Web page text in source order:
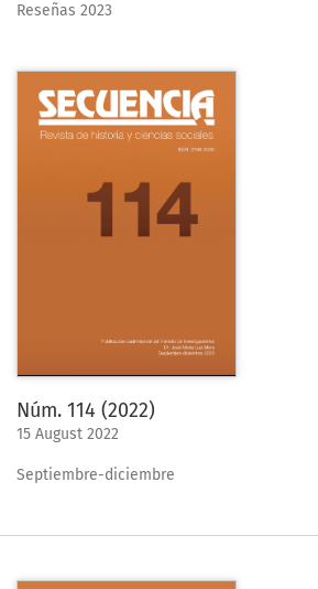
Reseñas 2023
Núm. 114 (2022)
15 August 2022
Septiembre-diciembre